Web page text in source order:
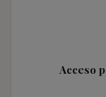
Acceso